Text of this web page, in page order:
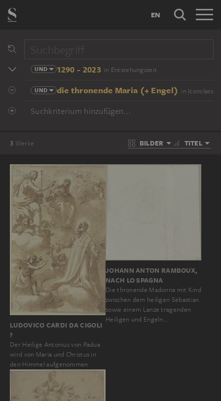
EN
UND 1290 - 2023 in Entstehungszeit
UND die thronende Maria (+ Engel) in Iconclass
Suchkriterium hinzufügen...
3 Werke BILDER TITEL
LUDOVICO CARDI DA CIGOLI
?
Der Heilige Antonius von Padua
wird von Maria und Christus in
den Himmel aufgenommen
JOHANN ANTON RAMBOUX,
NACH LO SPAGNA
Die thronende Madonna mit Kind
zwischen dem heiligen Sebastian
sowie einem Lanze tragenden
Heiligen und Engeln…